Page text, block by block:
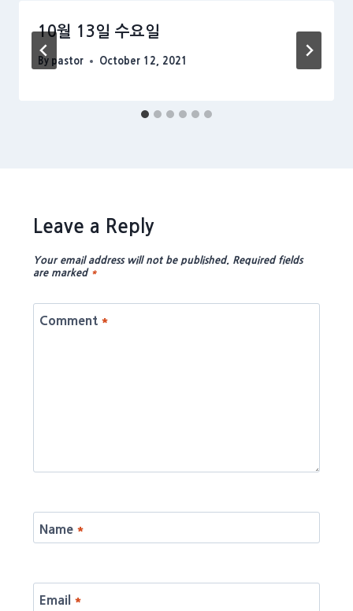
10월 13일 수요일
By pastor October 12, 2021
Leave a Reply
Your email address will not be published. Required fields
are marked *
Comment *
Name *
Email *